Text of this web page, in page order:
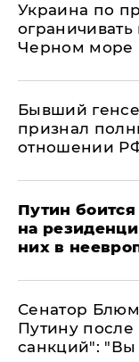
Украина по
Черном море
Бывший
признал
отношении
Путин
на
них в
Сенатор
Путину после
санкций": "Вы